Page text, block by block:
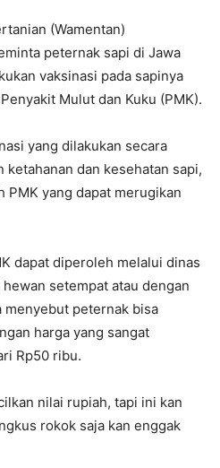
(Wamentan)
peternak sapi di Jawa
vaksinasi pada sapinya
Mulut dan Kuku (PMK).
yang dilakukan secara
ketahanan dan kesehatan sapi,
PMK yang dapat merugikan
dapat diperoleh melalui dinas
setempat atau dengan
menyebut peternak bisa
harga yang sangat
Rp50 ribu.
nilai rupiah, tapi ini kan
rokok saja kan enggak